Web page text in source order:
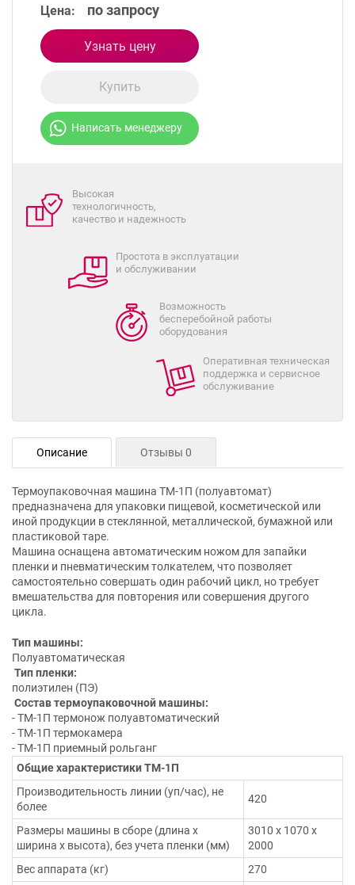
Цена: по запросу
Узнать цену
Купить
Написать менеджеру
Высокая
технологичность,
качество и надежность
Простота в эксплуатации
и обслуживании
Возможность
бесперебойной работы
оборудования
Оперативная техническая
поддержка и сервисное
обслуживание
Описание Отзывы 0
Термоупаковочная машина ТМ-1П (полуавтомат)
предназначена для упаковки пищевой, косметической или
иной продукции в стеклянной, металлической, бумажной или
пластиковой таре.
Машина оснащена автоматическим ножом для запайки
пленки и пневматическим толкателем, что позволяет
самостоятельно совершать один рабочий цикл, но требует
вмешательства для повторения или совершения другого
цикла.
Тип машины:
Полуавтоматическая
Тип пленки:
полиэтилен (ПЭ)
Состав термоупаковочной машины:
- ТМ-1П термонож полуавтоматический
- ТМ-1П термокамера
- ТМ-1П приемный рольганг
Общие характеристики ТМ-1П
Производительность линии (уп/час), не
более
420
Размеры машины в сборе (длина х
ширина х высота), без учета пленки (мм)
3010 х 1070 х
2000
Вес аппарата (кг)
270